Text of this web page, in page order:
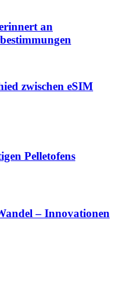
an
zwischen eSIM
Pelletofens
– Innovationen